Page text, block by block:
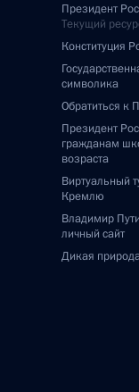
Президент
Текущий
Конституция
символика
Обратиться к
Президент
гражданам
возраста
Виртуальный
Кремлю
Владимир
личный сайт
Дикая